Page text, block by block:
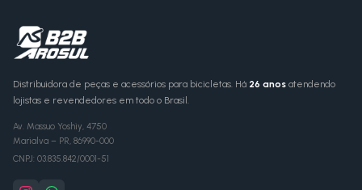
Distribuidora de peças e acessórios para bicicletas. Há 26 anos atendendo
lojistas e revendedores em todo o Brasil.
Av. Massuo Yoshiy, 4750
Marialva – PR, 86990-000
CNPJ: 03.835.842/0001-51